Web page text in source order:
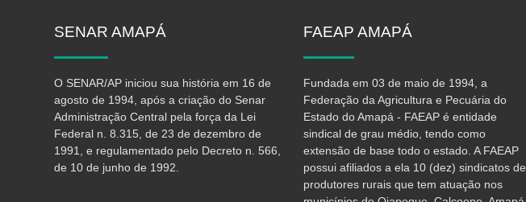
SENAR AMAPÁ
O SENAR/AP iniciou sua história em 16 de
agosto de 1994, após a criação do Senar
Administração Central pela força da Lei
Federal n. 8.315, de 23 de dezembro de
1991, e regulamentado pelo Decreto n. 566,
de 10 de junho de 1992.
FAEAP AMAPÁ
Fundada em 03 de maio de 1994, a
Federação da Agricultura e Pecuária do
Estado do Amapá - FAEAP é entidade
sindical de grau médio, tendo como
extensão de base todo o estado. A FAEAP
possui afiliados a ela 10 (dez) sindicatos de
produtores rurais que tem atuação nos